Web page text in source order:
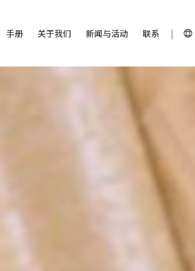
手册 关于我们 新闻与活动 联系